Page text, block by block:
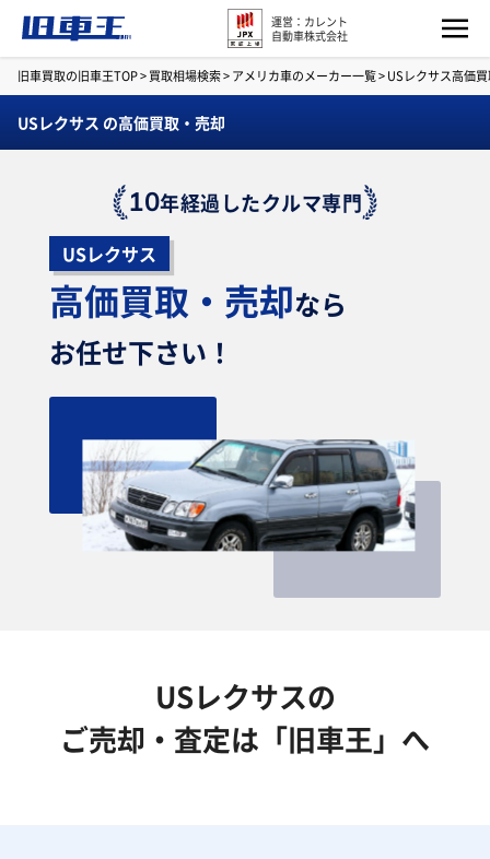
運営：カレント
自動車株式会社
旧車買取の旧車王TOP>買取相場検索>アメリカ車のメーカー一覧>USレクサス高価
USレクサス の高価買取・売却
10年経過したクルマ専門
USレクサス
高価買取・売却なら
お任せ下さい！
USレクサスの
ご売却・査定は「旧車王」へ